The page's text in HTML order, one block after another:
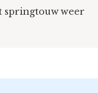
springtouw weer